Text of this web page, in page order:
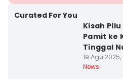
Curated For You
Kisah
Pamit ke
Tinggal
19 Agu 2025,
News